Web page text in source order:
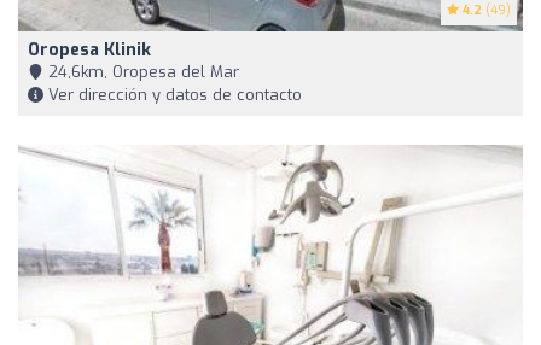
4.2 (49)
Oropesa Klinik
24,6km, Oropesa del Mar
Ver dirección y datos de contacto